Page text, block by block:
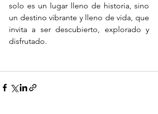
solo es un lugar lleno de historia, sino
un destino vibrante y lleno de vida, que
invita a ser descubierto, explorado y
disfrutado.